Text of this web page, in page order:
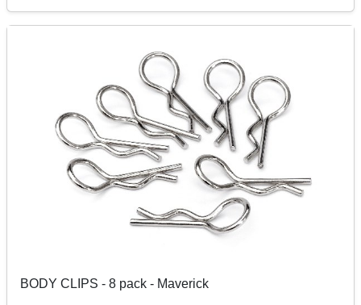
BODY CLIPS - 8 pack - Maverick